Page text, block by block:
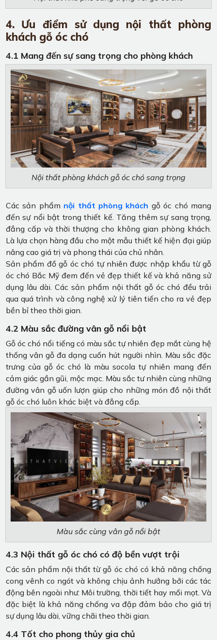
4. Ưu điểm sử dụng nội thất phòng
khách gỗ óc chó
4.1 Mang đến sự sang trọng cho phòng khách
Nội thất phòng khách gỗ óc chó sang trọng
Các sản phẩm nội thất phòng khách gỗ óc chó mang
đến sự nổi bật trong thiết kế. Tăng thêm sự sang trọng,
đẳng cấp và thời thượng cho không gian phòng khách.
Là lựa chọn hàng đầu cho một mẫu thiết kế hiện đại giúp
nâng cao giá trị và phong thái của chủ nhân.
Sản phẩm đồ gỗ óc chó tự nhiên được nhập khẩu từ gỗ
óc chó Bắc Mỹ đem đến vẻ đẹp thiết kế và khả năng sử
dụng lâu dài. Các sản phẩm nội thất gỗ óc chó đều trải
qua quá trình và công nghệ xử lý tiên tiến cho ra vẻ đẹp
bền bỉ theo thời gian.
4.2 Màu sắc đường vân gỗ nổi bật
Gỗ óc chó nổi tiếng có màu sắc tự nhiên đẹp mắt cùng hệ
thống vân gỗ đa dạng cuốn hút người nhìn. Màu sắc đặc
trưng của gỗ óc chó là màu socola tự nhiên mang đến
cảm giác gần gũi, mộc mạc. Màu sắc tư nhiên cùng những
đường vân gỗ uốn lượn giúp cho những món đồ nội thất
gỗ óc chó luôn khác biệt và đẳng cấp.
Màu sắc cùng vân gỗ nổi bật
4.3 Nội thất gỗ óc chó có độ bền vượt trội
Các sản phẩm nội thất từ gỗ óc chó có khả năng chống
cong vênh co ngót và không chịu ảnh hưởng bởi các tác
động bên ngoài như: Môi trường, thời tiết hay mối mọt. Và
đặc biệt là khả năng chống va đập đảm bảo cho giá trị
sự dụng lâu dài, vững chãi theo thời gian.
4.4 Tốt cho phong thủy gia chủ